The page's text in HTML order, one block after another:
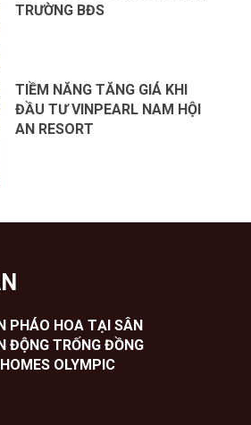
TRƯỜNG BĐS
TIỀM NĂNG TĂNG GIÁ KHI
ĐẦU TƯ VINPEARL NAM HỘI
AN RESORT
PHÁO HOA TẠI SÂN
ĐỘNG TRỐNG ĐỒNG
OLYMPIC